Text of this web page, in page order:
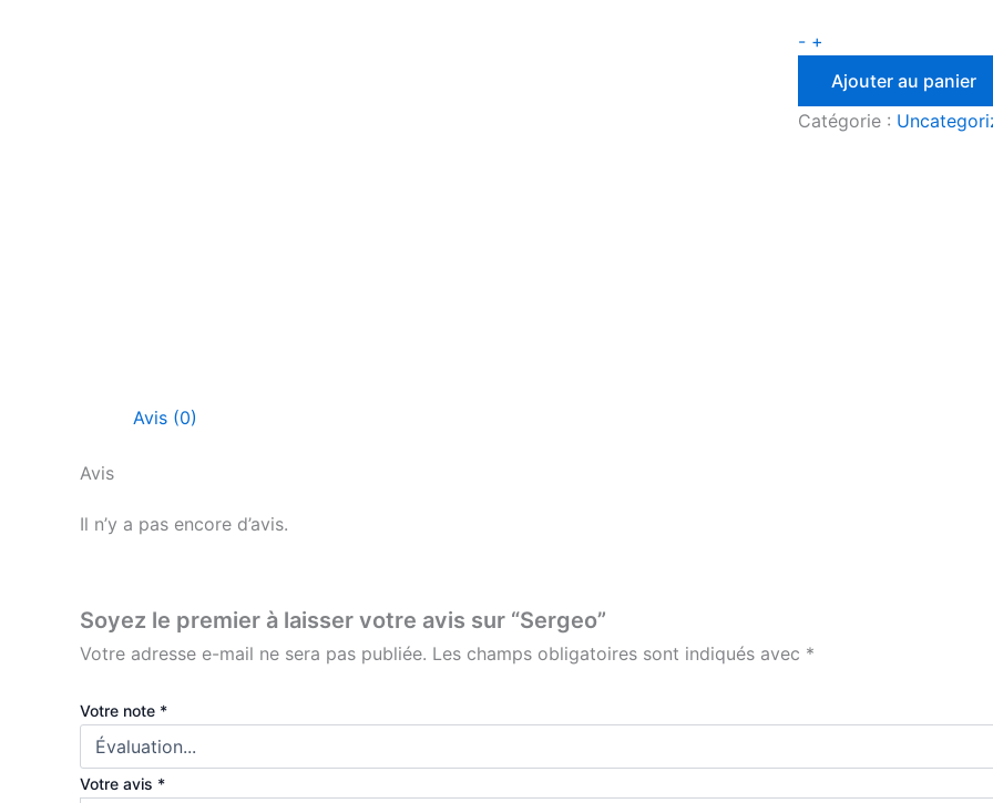
- +
Ajouter au panier
Catégorie :
Avis (0)
Avis
Il n’y a pas encore d’avis.
Soyez le premier à laisser votre avis sur “Sergeo”
Votre adresse e-mail ne sera pas publiée. Les champs obligatoires sont indiqués avec *
Votre note *
Votre avis *